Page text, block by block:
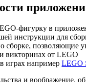
фигурку в
инструкции для
позволяющие
викторинах от LEGO
играх например LEGO
и воображение,